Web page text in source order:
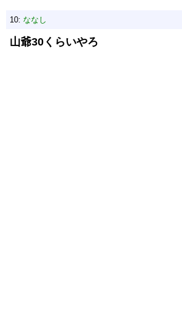
10: ななし
山爺30くらいやろ